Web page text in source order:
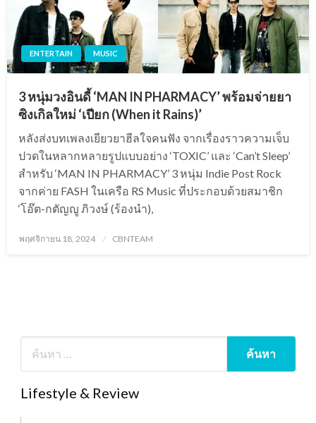
ENTERTAIN MUSIC
3 หนุ่มวงอินดี้ ‘MAN IN PHARMACY’ พร้อมจ่ายยา
ซิงเกิลใหม่ ‘เปียก (When it Rains)’
หลังส่งบทเพลงเยียวยาฮีลใจคนฟัง จากเรื่องราวความเจ็บ
ปวดในหลากหลายรูปแบบอย่าง ‘TOXIC’ และ ‘Can’t Sleep’
สำหรับ ‘MAN IN PHARMACY’ 3 หนุ่ม Indie Post Rock
จากค่าย FASH ในเครือ RS Music ที่ประกอบด้วยสมาชิก
‘โอ๊ต-กตัญญู ภิวงษ์ (ร้องนำ),
Posted
พฤศจิกายน 18, 2024 CBNTEAM
Lifestyle & Review